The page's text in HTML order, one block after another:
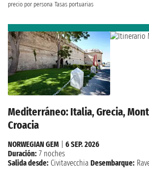
precio por persona Tasas portuarias
Mediterráneo: Italia, Grecia,
Croacia
NORWEGIAN GEM
6 SEP. 2026
Duración: 7 noches
Salida desde: Civitavecchia Desembarque: